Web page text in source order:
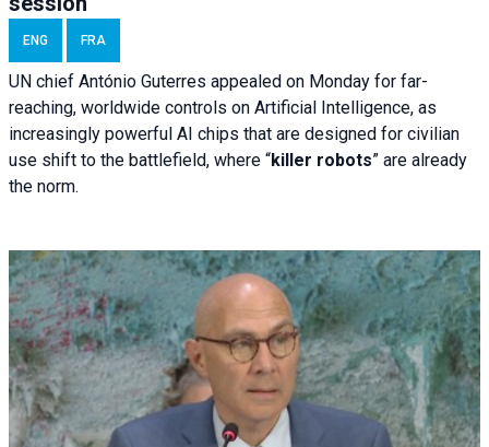
ENG FRA
UN chief António Guterres appealed on Monday for far-
reaching, worldwide controls on Artificial Intelligence, as
increasingly powerful AI chips that are designed for civilian
use shift to the battlefield, where “killer robots” are already
the norm.